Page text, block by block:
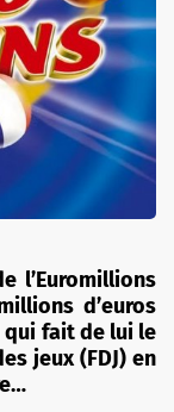
l’Euromillions
d’euros
qui fait de lui le
jeux (FDJ) en